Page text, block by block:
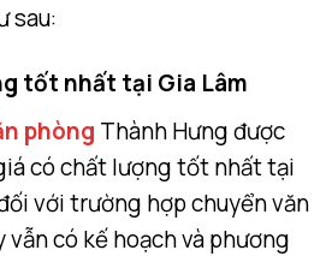
sau:
tốt nhất tại Gia Lâm
phòng Thành Hưng được
có chất lượng tốt nhất tại
với trường hợp chuyển văn
có kế hoạch và phương